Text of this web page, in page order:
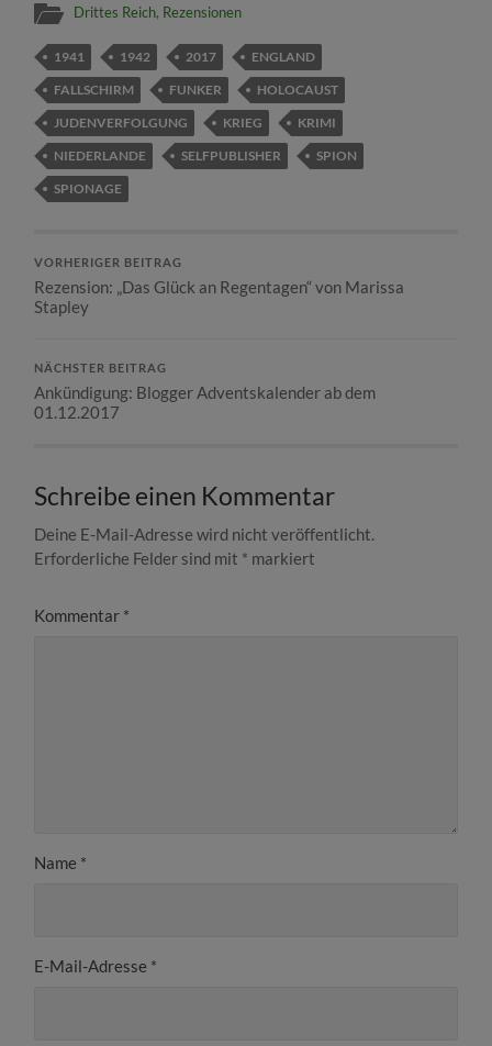
Drittes Reich, Rezensionen
1941 1942 2017
ENGLAND
FALLSCHIRM
FUNKER
HOLOCAUST
JUDENVERFOLGUNG
KRIEG
KRIMI
NIEDERLANDE
SELFPUBLISHER
SPION
SPIONAGE
VORHERIGER BEITRAG
Rezension: „Das Glück an Regentagen“ von Marissa
Stapley
NÄCHSTER BEITRAG
Ankündigung: Blogger Adventskalender ab dem
01.12.2017
Schreibe einen Kommentar
Deine E-Mail-Adresse wird nicht veröffentlicht.
Erforderliche Felder sind mit * markiert
Kommentar *
Name *
E-Mail-Adresse *